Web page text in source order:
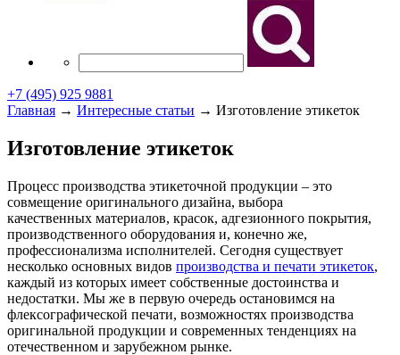
+7 (495) 925 9881
Главная → Интересные статьи → Изготовление этикеток
Изготовление этикеток
Процесс производства этикеточной продукции – это
совмещение оригинального дизайна, выбора
качественных материалов, красок, адгезионного покрытия,
производственного оборудования и, конечно же,
профессионализма исполнителей. Сегодня существует
несколько основных видов производства и печати этикеток,
каждый из которых имеет собственные достоинства и
недостатки. Мы же в первую очередь остановимся на
флексографической печати, возможностях производства
оригинальной продукции и современных тенденциях на
отечественном и зарубежном рынке.